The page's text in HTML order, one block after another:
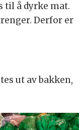
til å dyrke mat.
Derfor er
ut av bakken,